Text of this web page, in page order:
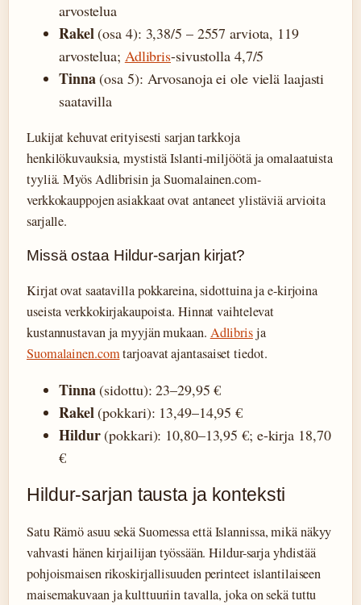
arvostelua
Rakel(osa 4): 3,38/5 – 2557 arviota, 119
arvostelua; Adlibris-sivustolla 4,7/5
Tinna(osa 5): Arvosanoja ei ole vielä laajasti
saatavilla
Lukijat kehuvat erityisesti sarjan tarkkoja
henkilökuvauksia, mystistä Islanti-miljöötä ja omalaatuista
tyyliä. Myös Adlibrisin ja Suomalainen.com-
verkkokauppojen asiakkaat ovat antaneet ylistäviä arvioita
sarjalle.
Missä ostaa Hildur-sarjan kirjat?
Kirjat ovat saatavilla pokkareina, sidottuina ja e-kirjoina
useista verkkokirjakaupoista. Hinnat vaihtelevat
kustannustavan ja myyjän mukaan. Adlibrisja
Suomalainen.comtarjoavat ajantasaiset tiedot.
Tinna(sidottu): 23–29,95 €
Rakel(pokkari): 13,49–14,95 €
Hildur(pokkari): 10,80–13,95 €; e-kirja 18,70
€
Hildur-sarjan tausta ja konteksti
Satu Rämö asuu sekä Suomessa että Islannissa, mikä näkyy
vahvasti hänen kirjailijan työssään. Hildur-sarja yhdistää
pohjoismaisen rikoskirjallisuuden perinteet islantilaiseen
maisemakuvaan ja kulttuuriin tavalla, joka on sekä tuttu